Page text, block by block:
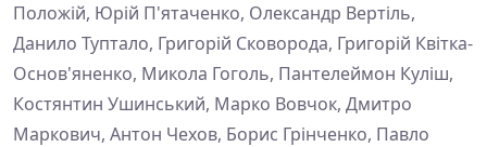
Положій, Юрій П'ятаченко, Олександр Вертіль,
Данило Туптало, Григорій Сковорода, Григорій Квітка-
Основ'яненко, Микола Гоголь, Пантелеймон Куліш,
Костянтин Ушинський, Марко Вовчок, Дмитро
Маркович, Антон Чехов, Борис Грінченко, Павло